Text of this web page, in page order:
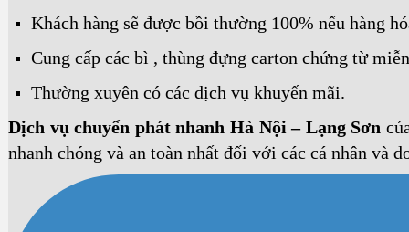
Khách hàng sẽ được bồi thường 100% nếu hàng
Cung cấp các bì , thùng đựng carton chứng từ
Thường xuyên có các dịch vụ khuyến mãi.
Dịch vụ chuyển phát nhanh Hà Nội – Lạng Sơn
nhanh chóng và an toàn nhất đối với các cá nhân và